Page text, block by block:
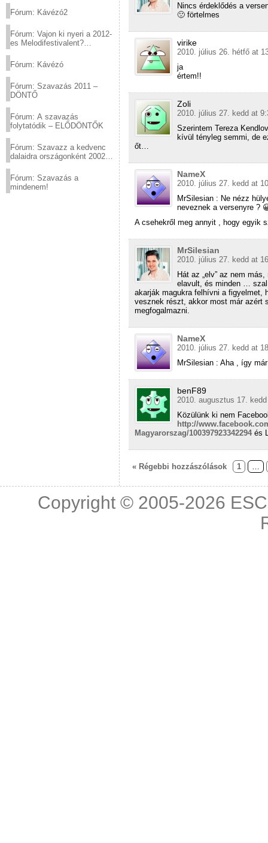
Fórum: Kávézó2
Fórum: Vajon ki nyeri a 2012-
es Melodifestivalent?
Fórum: Kávézó
Fórum: Szavazás 2011 –
DÖNTŐ
Fórum: A szavazás
folytatódik – ELŐDÖNTŐK
Fórum: Szavazz a kedvenc
dalaidra országonként 2002
Fórum: Szavazás a
mindenem!
Nincs érdeklődés a
🙁 förtelmes
virike
2010. július 26. hétfő at
ja
értem!!
Zoli
2010. július 27. kedd at
Szerintem Tereza
kívül tényleg semmi, de
őt…
NameX
2010. július 27. kedd at
MrSilesian : Ne nézz
neveznek a versenyre ?
A csehekről meg annyit , hogy egyik
MrSilesian
2010. július 27. kedd at
Hát az „elv” az nem
elavult, és minden …
akarják magukra felhívni a figyelmet,
vesznek részt, akkor most már
megfogalmazni.
NameX
2010. július 27. kedd at
MrSilesian : Aha , így
benF89
2010. augusztus 17.
Közülünk ki nem
http://
Magyarorszag/100397923342294 és
« Régebbi hozzászólások 1
Copyright © 2005-2026